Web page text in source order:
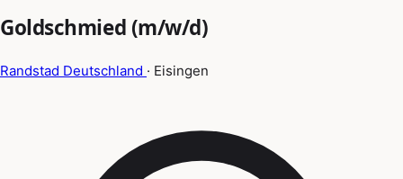
Goldschmied (m/w/d)
Randstad Deutschland · Eisingen